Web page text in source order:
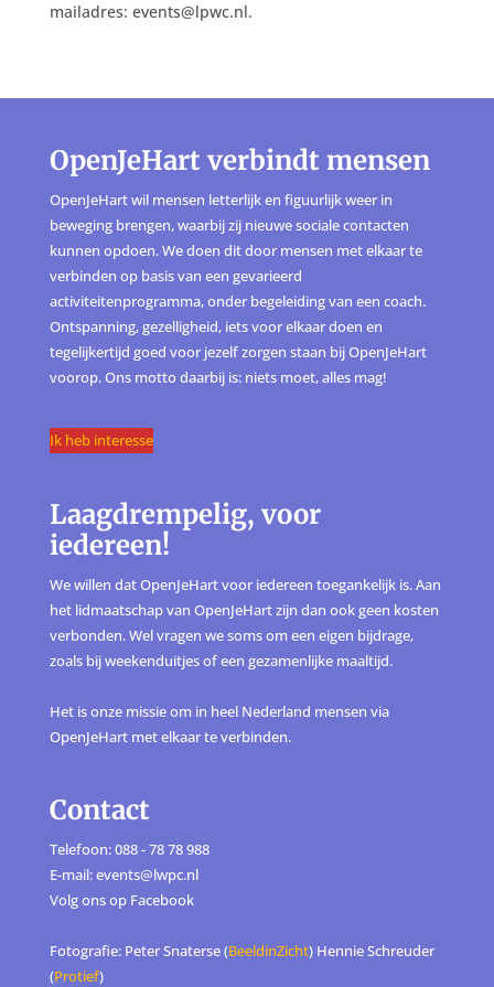
mailadres: events@lpwc.nl.
OpenJeHart verbindt mensen
OpenJeHart wil mensen letterlijk en figuurlijk weer in
beweging brengen, waarbij zij nieuwe sociale contacten
kunnen opdoen. We doen dit door mensen met elkaar te
verbinden op basis van een gevarieerd
activiteitenprogramma, onder begeleiding van een coach.
Ontspanning, gezelligheid, iets voor elkaar doen en
tegelijkertijd goed voor jezelf zorgen staan bij OpenJeHart
voorop. Ons motto daarbij is: niets moet, alles mag!
Ik heb interesse
Laagdrempelig, voor
iedereen!
We willen dat OpenJeHart voor iedereen toegankelijk is. Aan
het lidmaatschap van OpenJeHart zijn dan ook geen kosten
verbonden. Wel vragen we soms om een eigen bijdrage,
zoals bij weekenduitjes of een gezamenlijke maaltijd.
Het is onze missie om in heel Nederland mensen via
OpenJeHart met elkaar te verbinden.
Contact
Telefoon: 088 - 78 78 988
E-mail: events@lwpc.nl
Volg ons op Facebook
Fotografie: Peter Snaterse (BeeldinZicht) Hennie Schreuder
(Protief)